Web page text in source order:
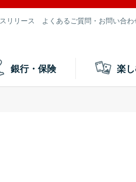
リリース よくあるご質問・お問い合わ
銀行・保険 楽